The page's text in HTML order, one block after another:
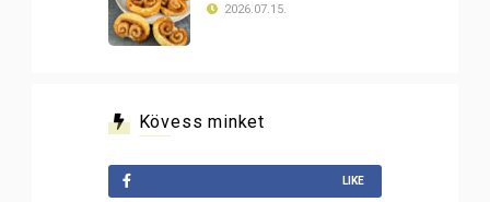
2026.07.15.
Kövess minket
LIKE